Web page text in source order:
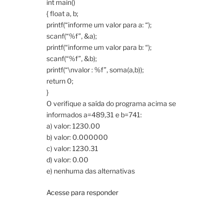
int main()
{ float a, b;
printf(“informe um valor para a: “);
scanf(“%f”, &a);
printf(“informe um valor para b: “);
scanf(“%f”, &b);
printf(“\nvalor : %f”, soma(a,b));
return 0;
}
O verifique a saída do programa acima se
informados a=489,31 e b=741:
a) valor: 1230.00
b) valor: 0.000000
c) valor: 1230.31
d) valor: 0.00
e) nenhuma das alternativas
Acesse para responder